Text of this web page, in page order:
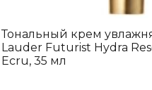
Тональный крем
Lauder Futurist Hydra
Ecru, 35 мл